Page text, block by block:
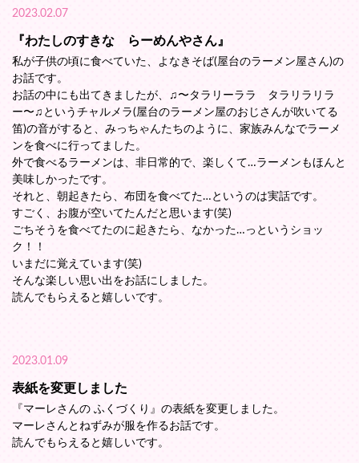
2023.02.07
『わたしのすきな らーめんやさん』
私が子供の頃に食べていた、よなきそば(屋台のラーメン屋さん)の
お話です。
お話の中にも出てきましたが、♫〜タラリーララ タラリラリラ
ー〜♫というチャルメラ(屋台のラーメン屋のおじさんが吹いてる
笛)の音がすると、みっちゃんたちのように、家族みんなでラーメ
ンを食べに行ってました。
外で食べるラーメンは、非日常的で、楽しくて…ラーメンもほんと
美味しかったです。
それと、朝起きたら、布団を食べてた…というのは実話です。
すごく、お腹が空いてたんだと思います(笑)
ごちそうを食べてたのに起きたら、なかった…っというショッ
ク！！
いまだに覚えています(笑)
そんな楽しい思い出をお話にしました。
読んでもらえると嬉しいです。
2023.01.09
表紙を変更しました
『マーレさんの ふくづくり』の表紙を変更しました。
マーレさんとねずみが服を作るお話です。
読んでもらえると嬉しいです。